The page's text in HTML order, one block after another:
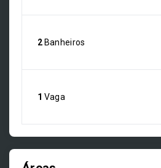
2 Banheiros
1 Vaga